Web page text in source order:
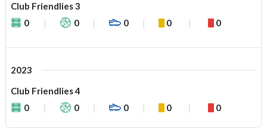
Club Friendlies 3
0
0 0 0 0
2023
Club Friendlies 4
0
0 0 0 0